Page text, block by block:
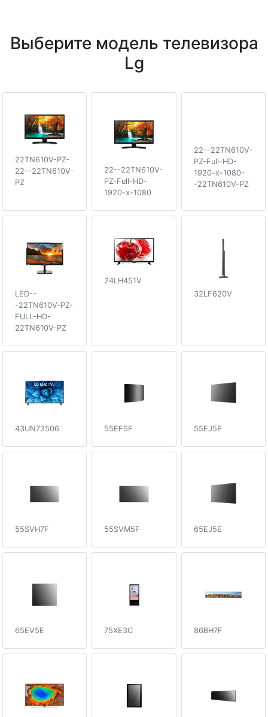
Выберите модель телевизора
Lg
22TN610V-PZ-
22--22TN610V-
PZ
22--22TN610V-
PZ-Full-HD-
1920-x-1080
22--22TN610V-
PZ-Full-HD-
1920-x-1080-
-22TN610V-PZ
LED--
-22TN610V-PZ-
FULL-HD-
22TN610V-PZ
24LH451V
32LF620V
43UN73506 55EF5F 55EJ5E
55SVH7F 55SVM5F 65EJ5E
65EV5E 75XE3C 86BH7F